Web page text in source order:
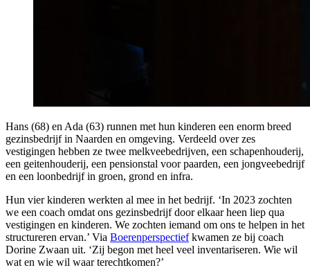
Hans (68) en Ada (63) runnen met hun kinderen een enorm breed
gezinsbedrijf in Naarden en omgeving. Verdeeld over zes
vestigingen hebben ze twee melkveebedrijven, een schapenhouderij,
een geitenhouderij, een pensionstal voor paarden, een jongveebedrijf
en een loonbedrijf in groen, grond en infra.
Hun vier kinderen werkten al mee in het bedrijf. ‘In 2023 zochten
we een coach omdat ons gezinsbedrijf door elkaar heen liep qua
vestigingen en kinderen. We zochten iemand om ons te helpen in het
structureren ervan.’ Via Boerenperspectiefkwamen ze bij coach
Dorine Zwaan uit. ‘Zij begon met heel veel inventariseren. Wie wil
wat en wie wil waar terechtkomen?’